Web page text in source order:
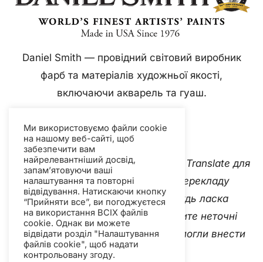
Daniel Smith — провідний світовий виробник
фарб та матеріалів художньої якості,
включаючи акварель та гуаш.
Цей вебсайт використовує Google Translate для
миттєвого та автоматичного перекладу
контенту кількома мовами. Будь ласка
зв'яжіться з намиякщо ви виявите неточні
автоматичні переклади, щоб ми могли внести
виправлення.
Ми використовуємо файли cookie
на нашому веб-сайті, щоб
забезпечити вам
найрелевантніший досвід,
запам’ятовуючи ваші
налаштування та повторні
відвідування. Натискаючи кнопку
“Прийняти все”, ви погоджуєтеся
на використання ВСІХ файлів
cookie. Однак ви можете
відвідати розділ "Налаштування
файлів cookie", щоб надати
контрольовану згоду.